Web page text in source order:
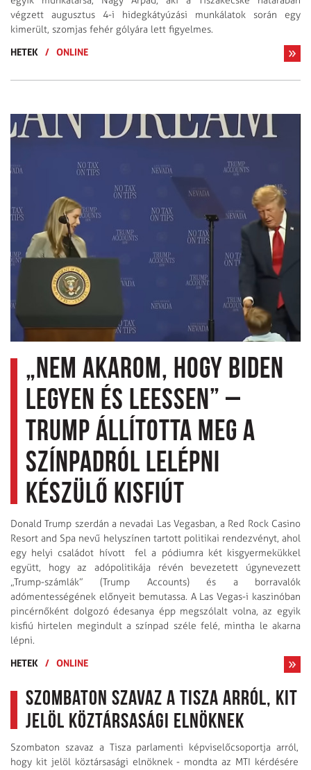
végzett augusztus 4-i hidegkátyúzási munkálatok során egy
kimerült, szomjas fehér gólyára lett figyelmes.
HETEK
/ ONLINE
„Nem akarom, hogy Biden
legyen és leessen” –
Trump állította meg a
színpadról lelépni
készülő kisfiút
Donald Trump szerdán a nevadai Las Vegasban, a Red Rock Casino
Resort and Spa nevű helyszínen tartott politikai rendezvényt, ahol
egy helyi családot hívott fel a pódiumra két kisgyermekükkel
együtt, hogy az adópolitikája révén bevezetett úgynevezett
„Trump-számlák” (Trump Accounts) és a borravalók
adómentességének előnyeit bemutassa. A Las Vegas-i kaszinóban
pincérnőként dolgozó édesanya épp megszólalt volna, az egyik
kisfiú hirtelen megindult a színpad széle felé, mintha le akarna
lépni.
HETEK
/ ONLINE
Szombaton szavaz a Tisza arról, kit
jelöl köztársasági elnöknek
Szombaton szavaz a Tisza parlamenti képviselőcsoportja arról,
hogy kit jelöl köztársasági elnöknek - mondta az MTI kérdésére